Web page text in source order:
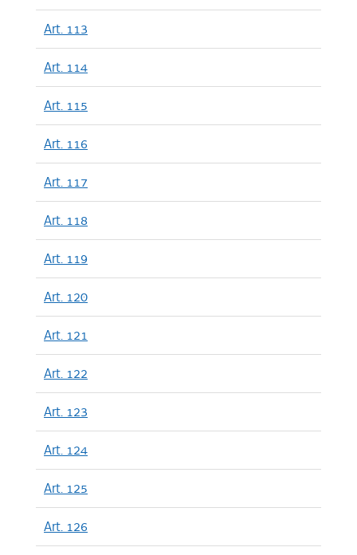
Art. 113
Art. 114
Art. 115
Art. 116
Art. 117
Art. 118
Art. 119
Art. 120
Art. 121
Art. 122
Art. 123
Art. 124
Art. 125
Art. 126